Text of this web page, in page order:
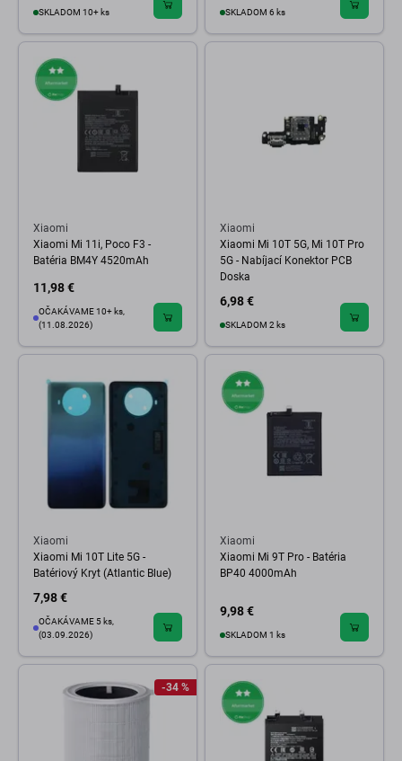
SKLADOM 10+ ks SKLADOM 6 ks
Xiaomi
Xiaomi Mi 11i, Poco F3 -
Batéria BM4Y 4520mAh
11,98 €
OČAKÁVAME 10+ ks,
(11.08.2026)
Xiaomi
Xiaomi Mi 10T 5G, Mi 10T Pro
5G - Nabíjací Konektor PCB
Doska
6,98 €
SKLADOM 2 ks
Xiaomi
Xiaomi Mi 10T Lite 5G -
Batériový Kryt (Atlantic Blue)
7,98 €
OČAKÁVAME 5 ks,
(03.09.2026)
Xiaomi
Xiaomi Mi 9T Pro - Batéria
BP40 4000mAh
9,98 €
SKLADOM 1 ks
-34 %